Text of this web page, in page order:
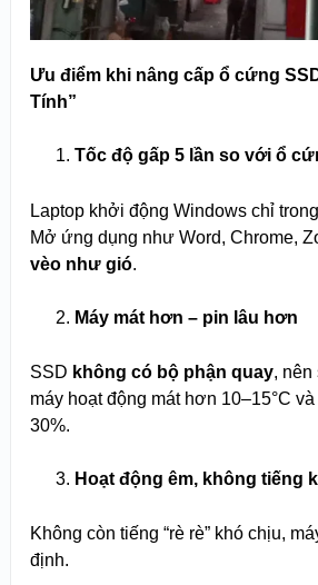
Ưu điểm khi nâng cấp ổ cứng
Tính”
Tốc độ gấp 5 lần so với ổ
Laptop khởi động Windows chỉ trong
Mở ứng dụng như Word, Chrome,
vèo như gió.
Máy mát hơn – pin lâu hơn
SSD không có bộ phận quay, nên
máy hoạt động mát hơn 10–15°C
30%.
Hoạt động êm, không tiếng
Không còn tiếng “rè rè” khó chịu,
định.